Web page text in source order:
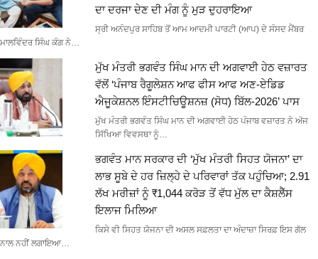
ਦਾ ਦਰਜਾ ਦੇਣ ਦੀ ਮੰਗ ਨੂੰ ਮੁੜ ਦੁਹਰਾਇਆ
ਸ੍ਰੀ ਅਨੰਦਪੁਰ ਸਾਹਿਬ ਤੋਂ ਆਮ ਆਦਮੀ ਪਾਰਟੀ (ਆਪ) ਦੇ ਸੰਸਦ ਮੈਂਬਰ
ਮਾਲਵਿੰਦਰ ਸਿੰਘ ਕੰਗ ਨੇ…
ਮੁੱਖ ਮੰਤਰੀ ਭਗਵੰਤ ਸਿੰਘ ਮਾਨ ਦੀ ਅਗਵਾਈ ਹੇਠ ਵਜ਼ਾਰਤ
ਵੱਲੋਂ ‘ਪੰਜਾਬ ਰੈਗੂਲੇਸ਼ਨ ਆਫ ਫੀਸ ਆਫ ਅਣ-ਏਡਿਡ
ਐਜੂਕੇਸ਼ਨਲ ਇੰਸਟੀਚਿਊਸ਼ਨਜ਼ (ਸੋਧ) ਬਿੱਲ-2026’ ਪਾਸ
ਮੁੱਖ ਮੰਤਰੀ ਭਗਵੰਤ ਸਿੰਘ ਮਾਨ ਦੀ ਅਗਵਾਈ ਹੇਠ ਪੰਜਾਬ ਵਜ਼ਾਰਤ ਨੇ ਅੱਜ
ਸਿੱਖਿਆ ਵਿਵਸਥਾ ਨੂੰ…
ਭਗਵੰਤ ਮਾਨ ਸਰਕਾਰ ਦੀ ‘ਮੁੱਖ ਮੰਤਰੀ ਸਿਹਤ ਯੋਜਨਾ’ ਦਾ
ਲਾਭ ਸੂਬੇ ਦੇ ਹਰ ਜ਼ਿਲ੍ਹੇ ਦੇ ਪਰਿਵਾਰਾਂ ਤੱਕ ਪਹੁੰਚਿਆ; 2.91
ਲੱਖ ਮਰੀਜ਼ਾਂ ਨੂੰ ₹1,044 ਕਰੋੜ ਤੋਂ ਵੱਧ ਮੁੱਲ ਦਾ ਕੈਸ਼ਲੈੱਸ
ਇਲਾਜ ਮਿਲਿਆ
ਕਿਸੇ ਵੀ ਸਿਹਤ ਯੋਜਨਾ ਦੀ ਅਸਲ ਸਫ਼ਲਤਾ ਦਾ ਅੰਦਾਜ਼ਾ ਸਿਰਫ਼ ਇਸ ਗੱਲ
ਨਾਲ ਨਹੀਂ ਲਗਾਇਆ…